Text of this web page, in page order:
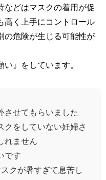
などはマスクの着用が促
高く上手にコントロール
の危険が生じる可能性が
』をしています。
させてもらいました
クをしていない妊婦さ
れません
です
クが暑すぎて息苦し